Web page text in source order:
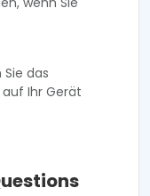
das
Ihr Gerät